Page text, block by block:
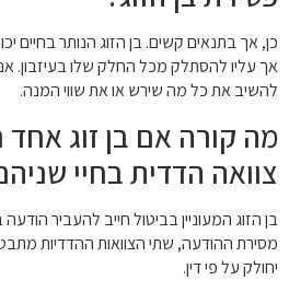
כן, אך בתנאים קשים. בן הזוג הנותר בחיים
אך עליו להסתלק מכל החלק שלו בעיזבון.
להשיב את כל מה שירש או את שווי המנה.
מה קורה אם בן זוג אחד
צוואה הדדית בחיי
בן הזוג המעוניין בביטול חייב להעביר
מסירת ההודעה, שתי הצוואות ההדדיות
יחולק על פי דין.